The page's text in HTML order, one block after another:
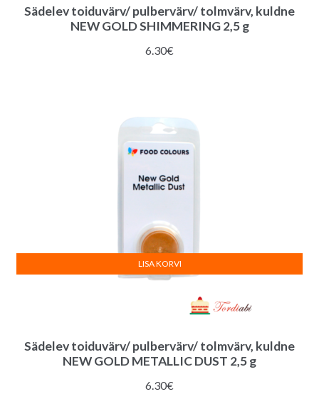
Sädelev toiduvärv/ pulbervärv/ tolmvärv, kuldne
NEW GOLD SHIMMERING 2,5 g
6.30€
Sädelev toiduvärv/ pulbervärv/ tolmvärv, kuldne
NEW GOLD METALLIC DUST 2,5 g
6.30€
LISA KORVI